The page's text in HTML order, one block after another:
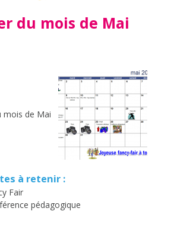
du mois de Mai
mois de Mai
à retenir :
Fair
pédagogique